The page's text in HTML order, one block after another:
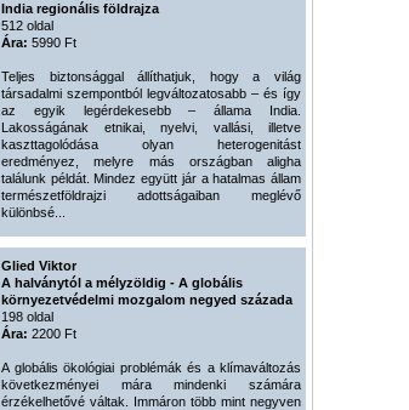
India regionális földrajza
512 oldal
Ára: 5990 Ft
Teljes biztonsággal állíthatjuk, hogy a világ
társadalmi szempontból legváltozatosabb – és így
az egyik legérdekesebb – állama India.
Lakosságának etnikai, nyelvi, vallási, illetve
kaszttagolódása olyan heterogenitást
eredményez, melyre más országban aligha
találunk példát. Mindez együtt jár a hatalmas állam
természetföldrajzi adottságaiban meglévő
különbsé...
Glied Viktor
A halványtól a mélyzöldig - A globális
környezetvédelmi mozgalom negyed százada
198 oldal
Ára: 2200 Ft
A globális ökológiai problémák és a klímaváltozás
következményei mára mindenki számára
érzékelhetővé váltak. Immáron több mint negyven